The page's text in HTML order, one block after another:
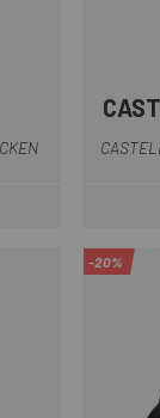
-20%